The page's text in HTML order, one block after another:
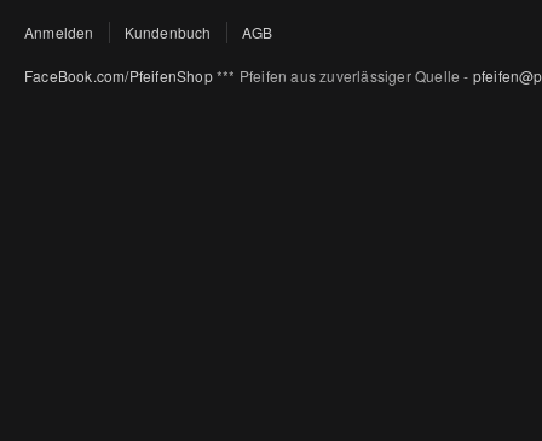
Anmelden Kundenbuch AGB
FaceBook.com/PfeifenShop*** Pfeifen aus zuverlässiger Quelle -